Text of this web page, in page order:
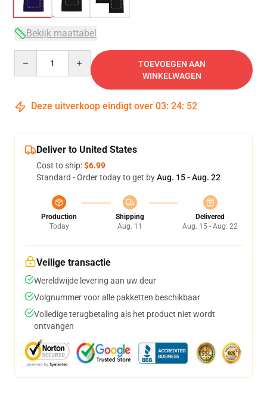
Bekijk maattabel
TOEVOEGEN AAN
WINKELWAGEN
Deze uitverkoop eindigt over 03: 24: 52
Deliver to United States
Cost to ship:$6.99
Standard - Order today to get byAug. 15 - Aug. 22
Production
Today
Shipping
Aug. 11
Delivered
Aug. 15 - Aug. 22
Veilige transactie
Wereldwijde levering aan uw deur
Volgnummer voor alle pakketten beschikbaar
Volledige terugbetaling als het product niet wordt
ontvangen